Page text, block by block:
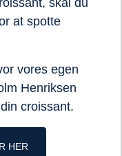
skal du
at spotte
vores egen
Henriksen
croissant.
HER